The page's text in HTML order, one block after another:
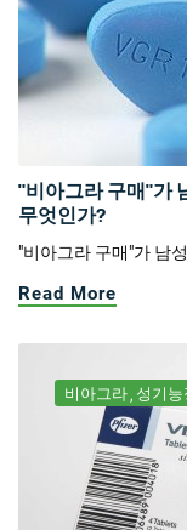
"비아그라 구매"가
무엇인가?
"비아그라 구매"가 남
Read More
비아그라 성기능